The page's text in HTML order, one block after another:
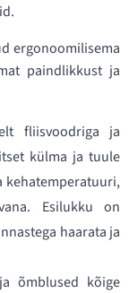
ergonoomilisema
paindlikkust ja
fliisvoodriga ja
külma ja tuule
kehatemperatuuri,
Esilukku on
haarata ja
õmblused kõige